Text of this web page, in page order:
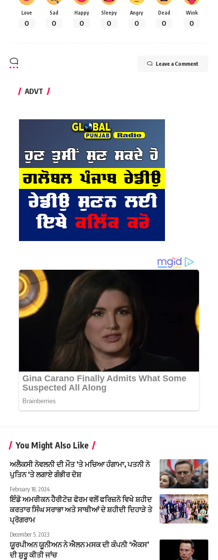
Love
0
Sad
0
Happy
0
Sleepy
0
Angry
0
Dead
0
Wink
0
Leave a Comment
ADVT
You Might Also Like
ਅਲੈਕਸੀ ਨੇਵਲਨੀ ਦੀ ਮੌਤ ‘ਤੇ ਮਚਿਆ ਹੰਗਾਮਾ, ਪਤਨੀ ਨੇ
ਪੁਤਿਨ ‘ਤੇ ਲਗਾਏ ਗੰਭੀਰ ਦੋਸ਼
February 18, 2024
ਇੰਡੋ ਅਮਰੀਕਨ ਹੈਰੀਟੇਜ਼ ਫੋਰਮ ਵਲੋਂ ਫਰਿਜ਼ਨੋ ਵਿਖੇ ਸ਼ਹੀਦ
ਕਰਤਾਰ ਸਿੰਘ ਸਰਾਭਾ ਅਤੇ ਸਾਥੀਆਂ ਦੇ ਸ਼ਹੀਦੀ ਦਿਹਾੜੇ ਤੇ
ਪ੍ਰੋਗਰਾਮ
December 5, 2023
ਯੂਰਪੀਅਨ ਯੂਨੀਅਨ ਨੇ ਐਲਨ ਮਸਕ ਦੀ ਕੰਪਨੀ ‘ਐਕਸ’
ਦੀ ਸ਼ੁਰੂ ਕੀਤੀ ਜਾਂਚ